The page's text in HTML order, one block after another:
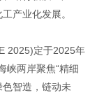
产业化发展。
2025)定于2025年
峡两岸聚焦“精细
色智造，链动未